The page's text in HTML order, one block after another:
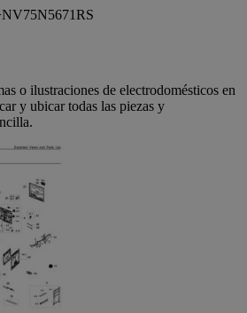
NV75N5671RS
o ilustraciones de electrodomésticos en
y ubicar todas las piezas y